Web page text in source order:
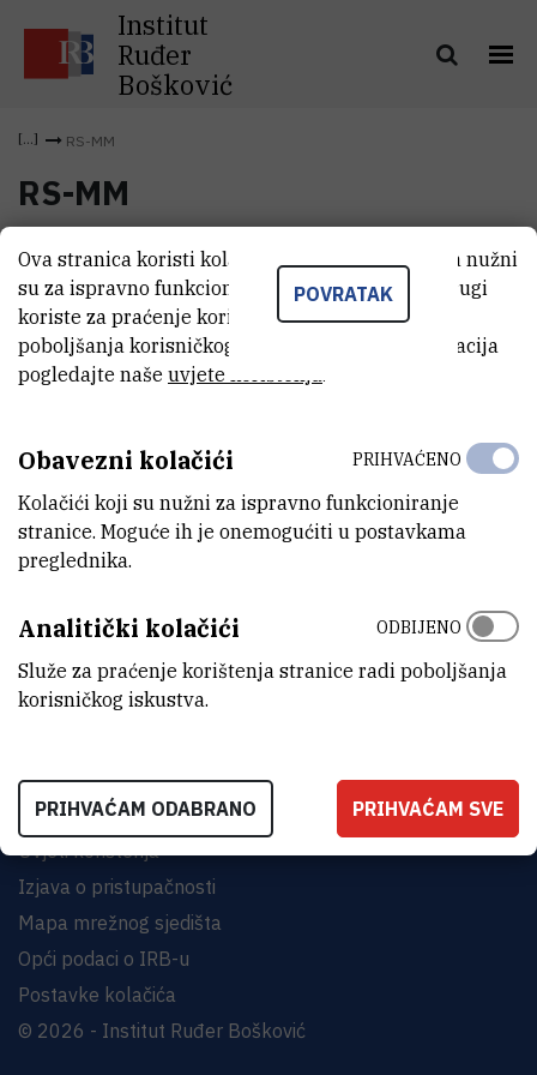
Institut
Ruđer
Bošković
RS-MM
RS-MM
RS-MM (959,9 kB)
Bijenička cesta 54, 10000 Zagreb
KONTAKTIRAJTE NAS
Uvjeti korištenja
Izjava o pristupačnosti
Mapa mrežnog sjedišta
Opći podaci o IRB-u
Postavke kolačića
© 2026 - Institut Ruđer Bošković
POVRATAK
Ova stranica koristi kolačiće. Neki od tih kolačića nužni
su za ispravno funkcioniranje stranice, dok se drugi
koriste za praćenje korištenja stranice radi
poboljšanja korisničkog iskustva. Za više informacija
pogledajte naše uvjete korištenja.
Obavezni kolačići
Kolačići koji su nužni za ispravno funkcioniranje
stranice. Moguće ih je onemogućiti u postavkama
preglednika.
PRIHVAĆENO
Analitički kolačići
Služe za praćenje korištenja stranice radi poboljšanja
korisničkog iskustva.
ODBIJENO
PRIHVAĆAM ODABRANO PRIHVAĆAM SVE